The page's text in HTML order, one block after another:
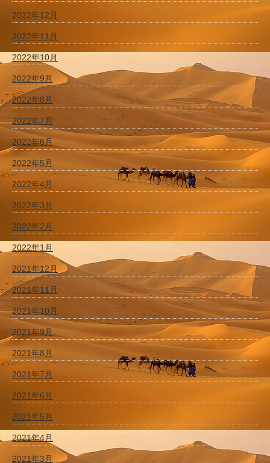
2022年12月
2022年11月
2022年10月
2022年9月
2022年8月
2022年7月
2022年6月
2022年5月
2022年4月
2022年3月
2022年2月
2022年1月
2021年12月
2021年11月
2021年10月
2021年9月
2021年8月
2021年7月
2021年6月
2021年5月
2021年4月
2021年3月